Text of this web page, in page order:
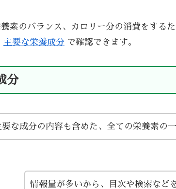
素のバランス、カロリー分の消費をする
主要な栄養成分 で確認できます。
分
要な成分の内容も含めた、全ての栄養素の
情報量が多いから、目次や検索など